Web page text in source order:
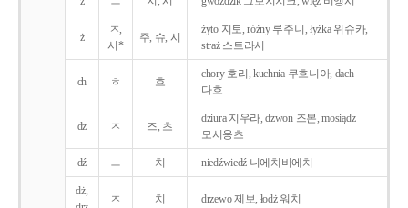
ż
ㅈ,
시*
주, 슈, 시
żyto 지토, różny 루주니, łyżka 위슈카,
straż 스트라시
ch ㅎ 흐
chory 호리, kuchnia 쿠흐니아, dach
다흐
dz ㅈ 즈, 츠
dziura 지우라, dzwon 즈본, mosiądz
모시옹츠
dź ㅡ 치 niedźwiedź 니에치비에치
dż,
ㅈ 치 drzewo 제보, łodż 워치